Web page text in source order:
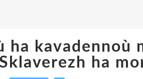
ha kavadennoù
ha